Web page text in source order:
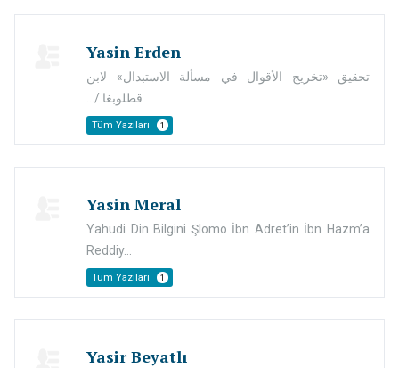
Yasin Erden
تحقيق «تخريج الأقوال في مسألة الاستبدال» لابن
قطلوبغا /...
Tüm Yazıları 1
Yasin Meral
Yahudi Din Bilgini Şlomo İbn Adret’in İbn Hazm’a
Reddiy...
Tüm Yazıları 1
Yasir Beyatlı